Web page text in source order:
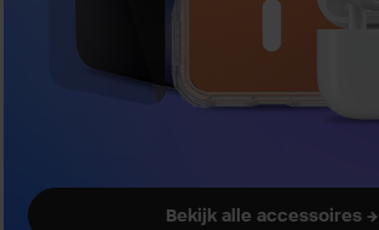
Bekijk alle accessoires →